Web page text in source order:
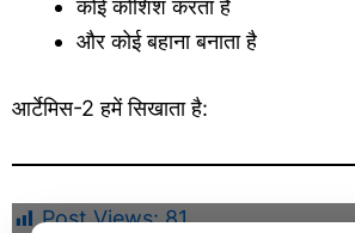
कोई कोशिश करता है
और कोई बहाना बनाता है
आर्टेमिस-2 हमें सिखाता है:
Post Views: 81